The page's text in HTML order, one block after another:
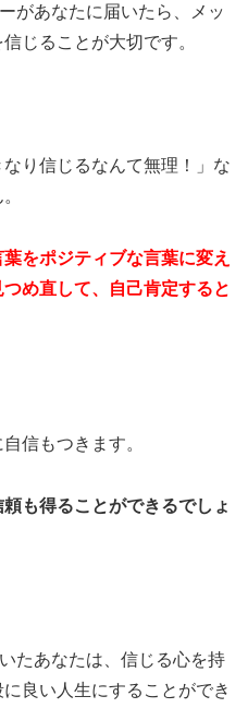
があなたに届いたら、メッ
じることが大切です。
り信じるなんて無理！」な
をポジティブな言葉に変え
め直して、自己肯定すると
信もつきます。
も得ることができるでしょ
たあなたは、信じる心を持
良い人生にすることができ